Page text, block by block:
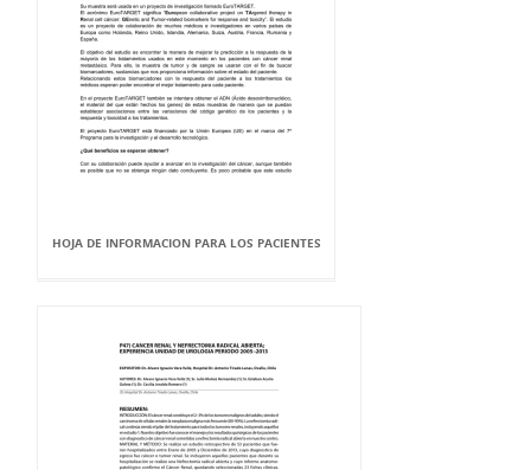
HOJA DE INFORMACION PARA LOS PACIENTES